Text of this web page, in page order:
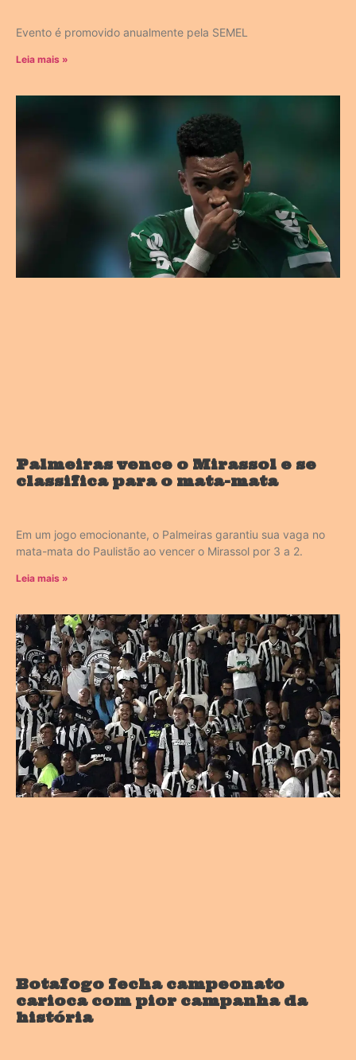
Evento é promovido anualmente pela SEMEL
Leia mais »
Palmeiras vence o Mirassol e se
classifica para o mata-mata
Em um jogo emocionante, o Palmeiras garantiu sua vaga no
mata-mata do Paulistão ao vencer o Mirassol por 3 a 2.
Leia mais »
Botafogo fecha campeonato
carioca com pior campanha da
história